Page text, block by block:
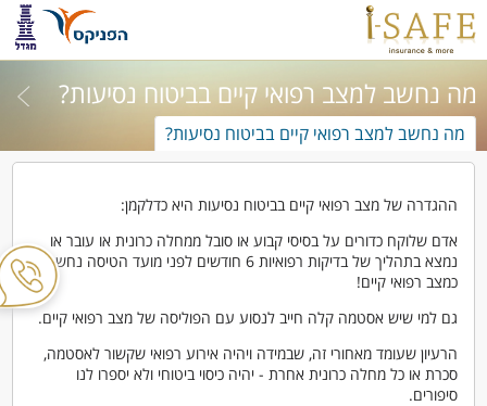
מה נחשב למצב רפואי קיים בביטוח נסיעות?
מה נחשב למצב רפואי קיים בביטוח נסיעות?
ההגדרה של מצב רפואי קיים בביטוח נסיעות היא כדלקמן:
אדם שלוקח כדורים על בסיסי קבוע או סובל ממחלה כרונית או עובר או
נמצא בתהליך של בדיקות רפואיות 6 חודשים לפני מועד הטיסה נחשב
כמצב רפואי קיים!
גם למי שיש אסטמה קלה חייב לנסוע עם הפוליסה של מצב רפואי קיים.
הרעיון שעומד מאחורי זה, שבמידה ויהיה אירוע רפואי שקשור לאסטמה,
סכרת או כל מחלה כרונית אחרת - יהיה כיסוי ביטוחי ולא יספרו לנו
סיפורים.